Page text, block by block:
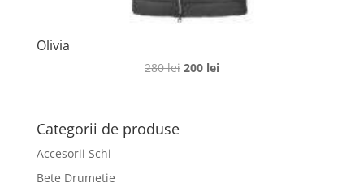
Olivia
280lei Prețul
200 leiPrețul
Categorii de produse
Accesorii Schi
Bete Drumetie